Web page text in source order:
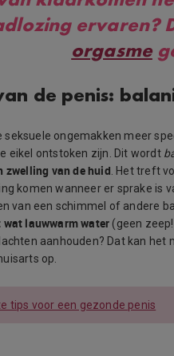
ervaren?
orgasme
de penis:
seksuele ongemakken meer
eikel ontstoken zijn. Dit wordt
zwelling van de huid . Het treft
komen wanneer er sprake is
van een schimmel of andere
lauwwarm water (geen
aanhouden? Dat kan het
op.
tips voor een gezonde penis